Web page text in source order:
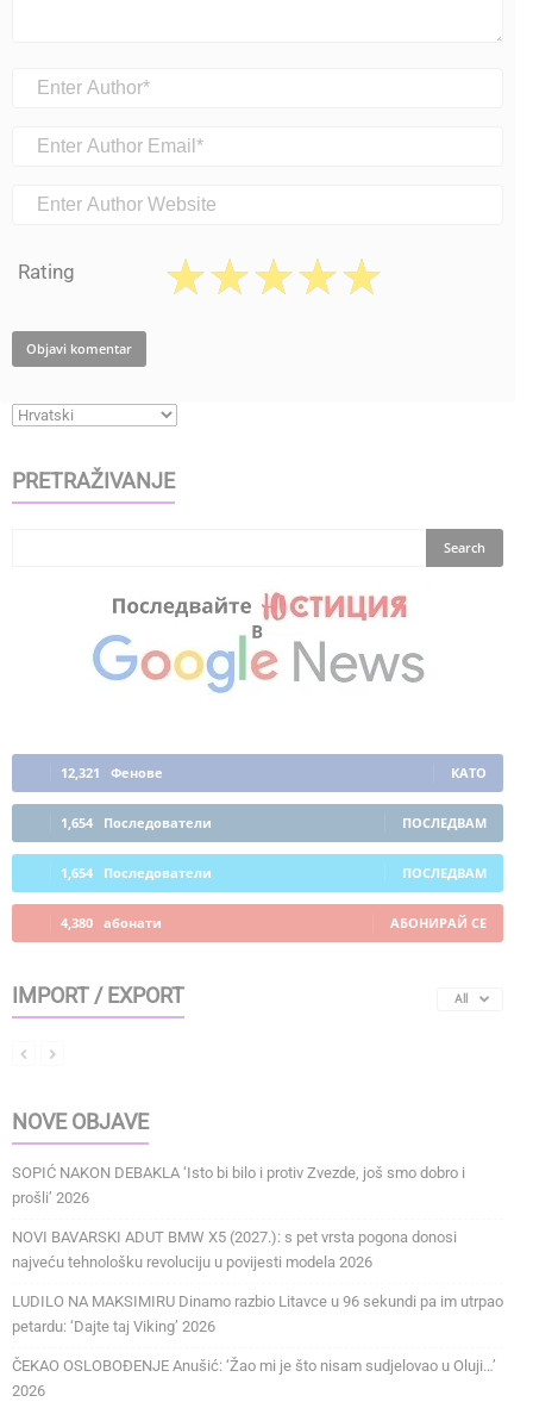
Rating
PRETRAŽIVANJE
12,321 Фенове КАТО
1,654 Последователи ПОСЛЕДВАМ
1,654 Последователи ПОСЛЕДВАМ
4,380 абонати АБОНИРАЙ СЕ
IMPORT / EXPORT All
NOVE OBJAVE
SOPIĆ NAKON DEBAKLA ‘Isto bi bilo i protiv Zvezde, još smo dobro i
prošli’ 2026
NOVI BAVARSKI ADUT BMW X5 (2027.): s pet vrsta pogona donosi
najveću tehnološku revoluciju u povijesti modela 2026
LUDILO NA MAKSIMIRU Dinamo razbio Litavce u 96 sekundi pa im utrpao
petardu: ‘Dajte taj Viking’ 2026
ČEKAO OSLOBOĐENJE Anušić: ‘Žao mi je što nisam sudjelovao u Oluji…’
2026